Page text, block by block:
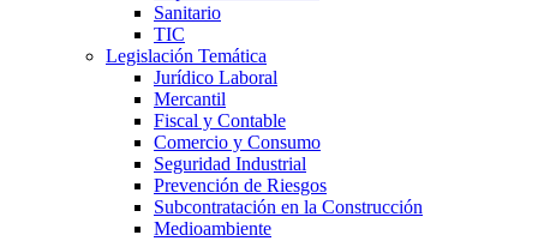
Sanitario
TIC
Legislación Temática
Jurídico Laboral
Mercantil
Fiscal y Contable
Comercio y Consumo
Seguridad Industrial
Prevención de Riesgos
Subcontratación en la Construcción
Medioambiente